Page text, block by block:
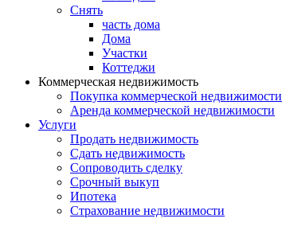
Снять
часть дома
Дома
Участки
Коттеджи
Коммерческая недвижимость
Покупка коммерческой недвижимости
Аренда коммерческой недвижимости
Услуги
Продать недвижимость
Сдать недвижимость
Сопроводить сделку
Срочный выкуп
Ипотека
Страхование недвижимости